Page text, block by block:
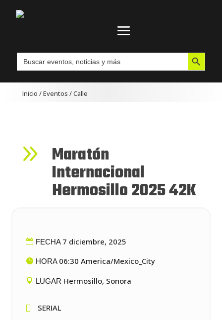
Buscar: Botón de búsqueda
Inicio /Eventos /Calle
9 Maratón
Internacional
Hermosillo 2025 42K
FECHA 7 diciembre, 2025
HORA 06:30 America/Mexico_City
LUGAR Hermosillo, Sonora
 SERIAL